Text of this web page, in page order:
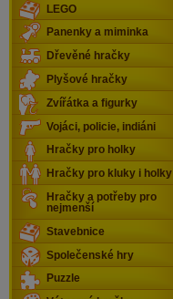
LEGO
Panenky a miminka
Dřevěné hračky
Plyšové hračky
Zvířátka a figurky
Vojáci, policie, indiáni
Hračky pro holky
Hračky pro kluky i holky
Hračky a potřeby pro
nejmenší
Stavebnice
Společenské hry
Puzzle